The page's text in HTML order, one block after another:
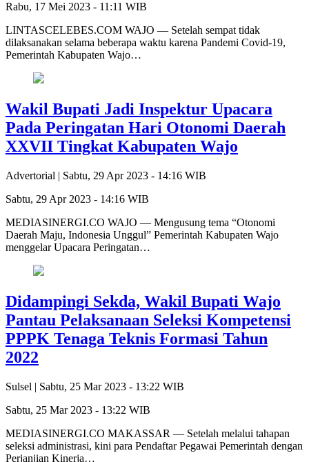
Rabu, 17 Mei 2023 - 11:11 WIB
LINTASCELEBES.COM WAJO — Setelah sempat tidak
dilaksanakan selama beberapa waktu karena Pandemi Covid-19,
Pemerintah Kabupaten Wajo…
Wakil Bupati Jadi Inspektur Upacara
Pada Peringatan Hari Otonomi Daerah
XXVII Tingkat Kabupaten Wajo
Advertorial | Sabtu, 29 Apr 2023 - 14:16 WIB
Sabtu, 29 Apr 2023 - 14:16 WIB
MEDIASINERGI.CO WAJO — Mengusung tema “Otonomi
Daerah Maju, Indonesia Unggul” Pemerintah Kabupaten Wajo
menggelar Upacara Peringatan…
Didampingi Sekda, Wakil Bupati Wajo
Pantau Pelaksanaan Seleksi Kompetensi
PPPK Tenaga Teknis Formasi Tahun
2022
Sulsel | Sabtu, 25 Mar 2023 - 13:22 WIB
Sabtu, 25 Mar 2023 - 13:22 WIB
MEDIASINERGI.CO MAKASSAR — Setelah melalui tahapan
seleksi administrasi, kini para Pendaftar Pegawai Pemerintah dengan
Perjanjian Kinerja…